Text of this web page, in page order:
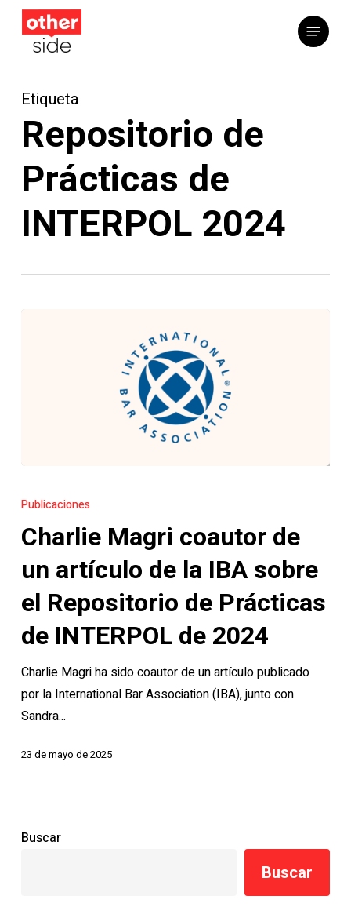
Saltar
contenido
Menú
Etiqueta
Repositorio de
Prácticas de
INTERPOL 2024
Magri
de
un
de
la
sobre
el
Repositorio
Prácticas
de
Publicaciones
Charlie Magri coautor de
un artículo de la IBA sobre
el Repositorio de Prácticas
de INTERPOL de 2024
Charlie Magri ha sido coautor de un artículo publicado
por la International Bar Association (IBA), junto con
Sandra...
23 de mayo de 2025
Buscar
Buscar